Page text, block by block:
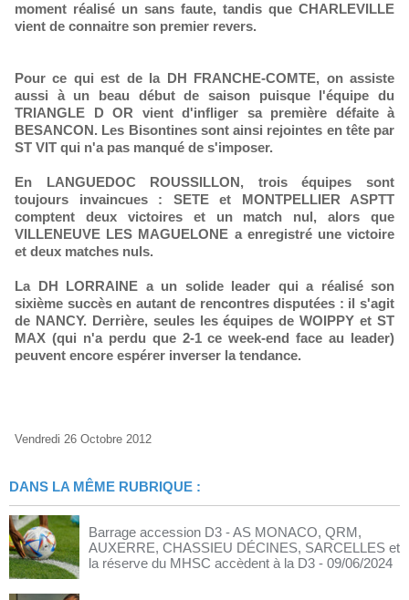
moment réalisé un sans faute, tandis que CHARLEVILLE
vient de connaitre son premier revers.
Pour ce qui est de la DH FRANCHE-COMTE, on assiste
aussi à un beau début de saison puisque l'équipe du
TRIANGLE D OR vient d'infliger sa première défaite à
BESANCON. Les Bisontines sont ainsi rejointes en tête par
ST VIT qui n'a pas manqué de s'imposer.
En LANGUEDOC ROUSSILLON, trois équipes sont
toujours invaincues : SETE et MONTPELLIER ASPTT
comptent deux victoires et un match nul, alors que
VILLENEUVE LES MAGUELONE a enregistré une victoire
et deux matches nuls.
La DH LORRAINE a un solide leader qui a réalisé son
sixième succès en autant de rencontres disputées : il s'agit
de NANCY. Derrière, seules les équipes de WOIPPY et ST
MAX (qui n'a perdu que 2-1 ce week-end face au leader)
peuvent encore espérer inverser la tendance.
Vendredi 26 Octobre 2012
DANS LA MÊME RUBRIQUE :
Barrage accession D3 - AS MONACO, QRM,
AUXERRE, CHASSIEU DÉCINES, SARCELLES et
la réserve du MHSC accèdent à la D3 - 09/06/2024